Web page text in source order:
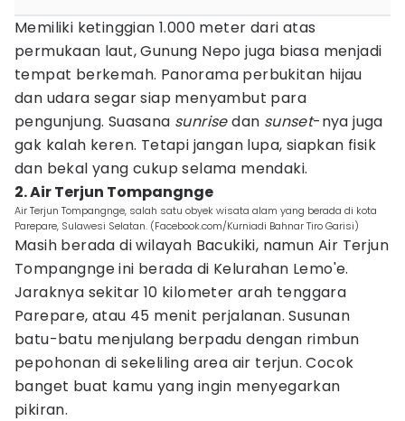
Memiliki ketinggian 1.000 meter dari atas
permukaan laut, Gunung Nepo juga biasa menjadi
tempat berkemah. Panorama perbukitan hijau
dan udara segar siap menyambut para
pengunjung. Suasana sunrisedan sunset-nya juga
gak kalah keren. Tetapi jangan lupa, siapkan fisik
dan bekal yang cukup selama mendaki.
2. Air Terjun Tompangnge
Air Terjun Tompangnge, salah satu obyek wisata alam yang berada di kota
Parepare, Sulawesi Selatan. (Facebook.com/Kurniadi Bahnar Tiro Garisi)
Masih berada di wilayah Bacukiki, namun Air Terjun
Tompangnge ini berada di Kelurahan Lemo'e.
Jaraknya sekitar 10 kilometer arah tenggara
Parepare, atau 45 menit perjalanan. Susunan
batu-batu menjulang berpadu dengan rimbun
pepohonan di sekeliling area air terjun. Cocok
banget buat kamu yang ingin menyegarkan
pikiran.